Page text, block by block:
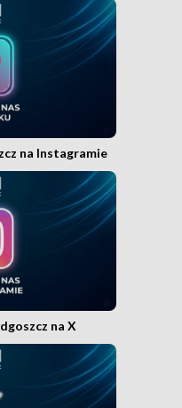
na Instagramie
na X